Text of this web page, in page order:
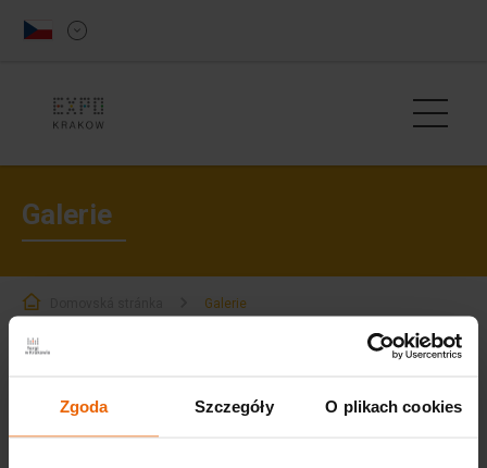
Zgoda Szczegóły O plikach cookies
Galerie
Galerie